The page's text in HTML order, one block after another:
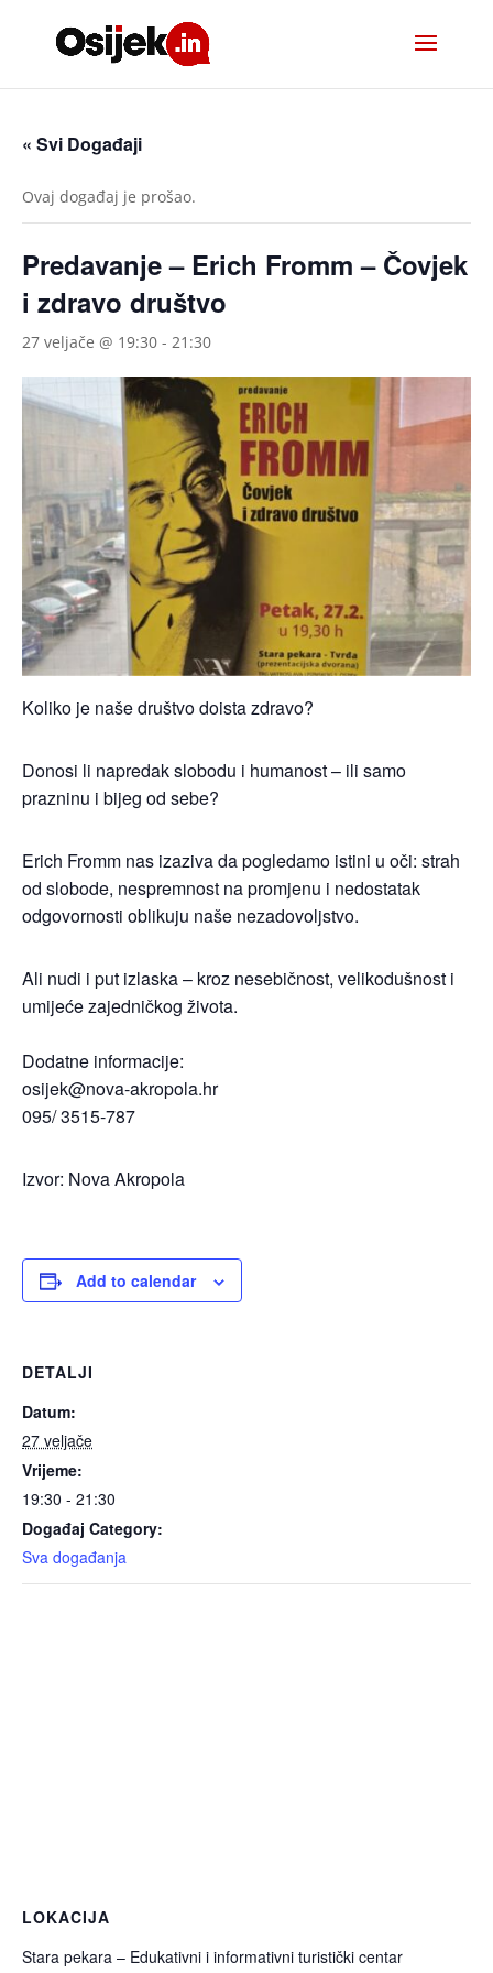
« Svi Događaji
Ovaj događaj je prošao.
Predavanje – Erich Fromm – Čovjek
i zdravo društvo
27 veljače @ 19:30 - 21:30
Koliko je naše društvo doista zdravo?
Donosi li napredak slobodu i humanost – ili samo
prazninu i bijeg od sebe?​
Erich Fromm nas izaziva da pogledamo istini u oči: strah
od slobode, nespremnost na promjenu i nedostatak
odgovornosti oblikuju naše nezadovoljstvo.​
Ali nudi i put izlaska – kroz nesebičnost, velikodušnost i
umijeće zajedničkog života.​
Dodatne informacije:​
osijek@nova-akropola.hr
095/ 3515-787
Izvor: Nova Akropola
Add to calendar
DETALJI
Datum:
27 veljače
Vrijeme:
19:30 - 21:30
Događaj Category:
Sva događanja
LOKACIJA
Stara pekara – Edukativni i informativni turistički centar